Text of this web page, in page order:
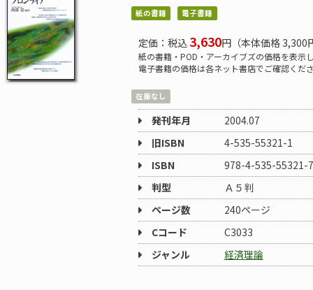
紙の書籍 電子書籍
定価：税込 3,630円（本体価格 3,300
紙の書籍・POD・アーカイブズの価格を表示
電子書籍の価格は各ネット書店でご確認くだ
在庫なし
発刊年月
2004.07
旧ISBN
4-535-55321-1
ISBN
978-4-535-55321-7
判型
Ａ５判
ページ数
240ページ
Cコード
C3033
ジャンル
経済理論